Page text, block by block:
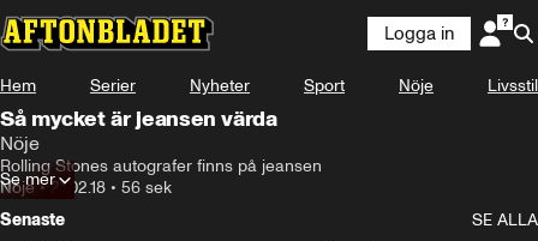
Logga in
Hem Serier Nyheter Sport Nöje Livsstil
Så mycket är jeansen värda
Nöje
Rolling Stones autografer finns på jeansen
Nöje•21.02.18 • 56 sek
Se mer
Senaste
SE ALLA